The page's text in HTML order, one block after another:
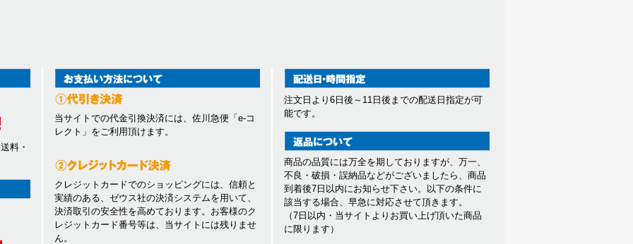
料・
当サイトでの代金引換決済には、佐川急便「e-コ
レクト」をご利用頂けます。
クレジットカードでのショッピングには、信頼と
実績のある、ゼウス社の決済システムを用いて、
決済取引の安全性を高めております。お客様のク
レジットカード番号等は、当サイトには残りませ
ん。
注文日より6日後～11日後までの配送日指定が可
能です。
商品の品質には万全を期しておりますが、万一、
不良・破損・誤納品などがございましたら、商品
到着後7日以内にお知らせ下さい。以下の条件に
該当する場合、早急に対応させて頂きます。
（7日以内・当サイトよりお買い上げ頂いた商品
に限ります）